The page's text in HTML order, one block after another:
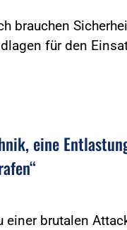
brauchen
für den
eine
einer brutalen